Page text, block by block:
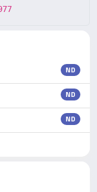
ND
ND
ND